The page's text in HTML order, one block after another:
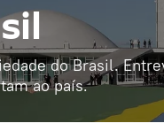
do Brasil.
ao país.